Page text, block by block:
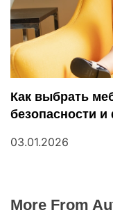
Как выбрать
безопасности
03.01.2026
More From